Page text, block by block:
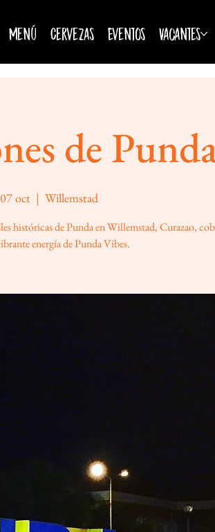
Menú Cervezas Eventos Vacantes
de
oct
  |
Willemstad
históricas de Punda en Willemstad, Curazao,
energía de Punda Vibes.